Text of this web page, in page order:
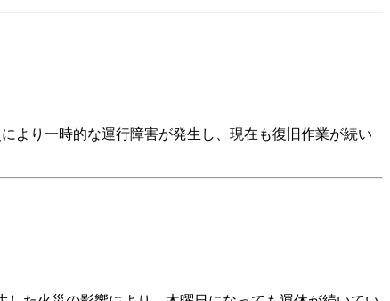
より一時的な運行障害が発生し、現在も復旧作業が続い